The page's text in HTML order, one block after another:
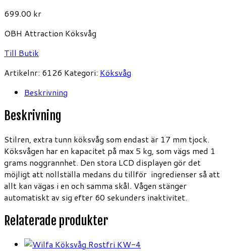
699.00 kr
OBH Attraction Köksvåg
Till Butik
Artikelnr: 6126 Kategori: Köksvåg
Beskrivning
Beskrivning
Stilren, extra tunn köksvåg som endast är 17 mm tjock.
Köksvågen har en kapacitet på max 5 kg, som vägs med 1
grams noggrannhet. Den stora LCD displayen gör det
möjligt att nollställa medans du tillför ingredienser så att
allt kan vägas i en och samma skål. Vågen stänger
automatiskt av sig efter 60 sekunders inaktivitet.
Relaterade produkter